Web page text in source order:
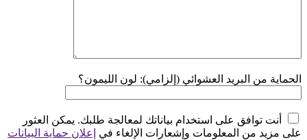
الحماية من البريد العشوائي (إلزامي): لون الليمون؟
أنت توافق على استخدام بياناتك لمعالجة طلبك. يمكن العثور
على مزيد من المعلومات وإشعارات الإلغاء في
إعلان حماية البيانات